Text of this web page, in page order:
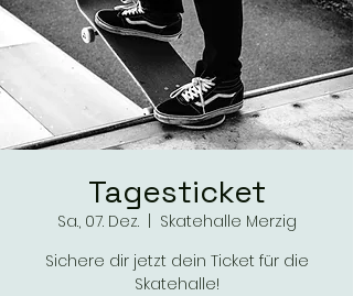
Tagesticket
Sa., 07. Dez.
  |
Skatehalle Merzig
Sichere dir jetzt dein Ticket für die
Skatehalle!